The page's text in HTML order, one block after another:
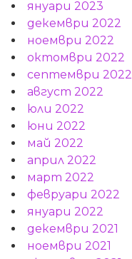
януари 2023
декември 2022
ноември 2022
октомври 2022
септември 2022
август 2022
юли 2022
юни 2022
май 2022
април 2022
март 2022
февруари 2022
януари 2022
декември 2021
ноември 2021